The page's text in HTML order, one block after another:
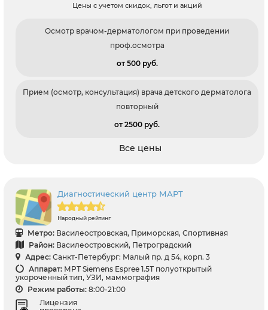
Цены с учетом скидок, льгот и акций
Осмотр врачом-дерматологом при проведении
проф.осмотра
от 500 pуб.
Прием (осмотр, консультация) врача детского дерматолога
повторный
от 2500 pуб.
Все цены
Диагностический центр МАРТ
Народный рейтинг
Метро: Василеостровская, Приморская, Спортивная
Район: Василеостровский, Петроградский
Адрес: Санкт-Петербург: Малый пр. д 54, корп. 3
Аппарат: МРТ Siemens Espree 1.5Т полуоткрытый
укороченный тип, УЗИ, маммография
Режим работы: 8:00-21:00
Лицензия